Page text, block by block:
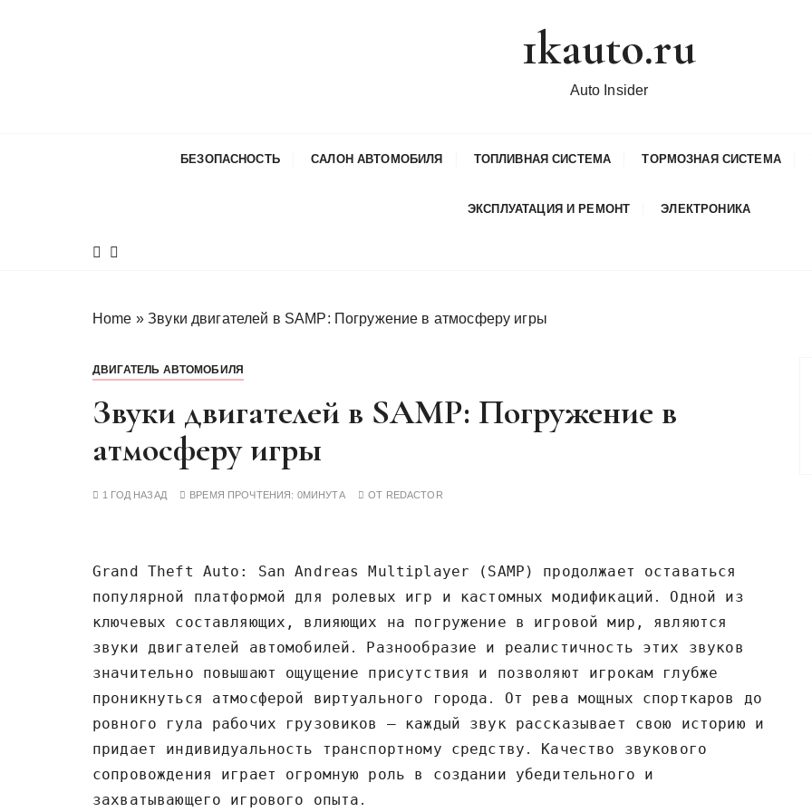
1kauto.ru
Auto Insider
БЕЗОПАСНОСТЬ САЛОН АВТОМОБИЛЯ ТОПЛИВНАЯ СИСТЕМА ТОРМОЗНАЯ СИСТЕМА
ЭКСПЛУАТАЦИЯ И РЕМОНТ ЭЛЕКТРОНИКА
Home »Звуки двигателей в SAMP: Погружение в атмосферу игры
ДВИГАТЕЛЬ АВТОМОБИЛЯ
Звуки двигателей в SAMP: Погружение в
атмосферу игры
1 ГОД НАЗАД ВРЕМЯ ПРОЧТЕНИЯ: 0МИНУТА ОТ REDACTOR
Grand Theft Auto: San Andreas Multiplayer (SAMP) продолжает оставаться
популярной платформой для ролевых игр и кастомных модификаций․ Одной из
ключевых составляющих‚ влияющих на погружение в игровой мир‚ являются
звуки двигателей автомобилей․ Разнообразие и реалистичность этих звуков
значительно повышают ощущение присутствия и позволяют игрокам глубже
проникнуться атмосферой виртуального города․ От рева мощных спорткаров до
ровного гула рабочих грузовиков – каждый звук рассказывает свою историю и
придает индивидуальность транспортному средству․ Качество звукового
сопровождения играет огромную роль в создании убедительного и
захватывающего игрового опыта․